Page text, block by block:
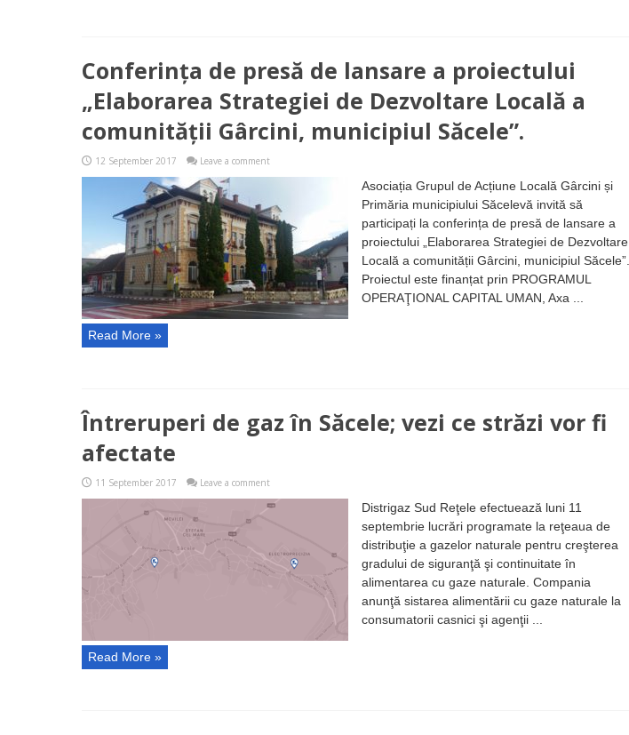
Conferința de presă de lansare a proiectului
„Elaborarea Strategiei de Dezvoltare Locală a
comunității Gârcini, municipiul Săcele”.
12 September 2017 Leave a comment
Asociația Grupul de Acțiune Locală Gârcini și
Primăria municipiului Săcelevă invită să
participați la conferința de presă de lansare a
proiectului „Elaborarea Strategiei de Dezvoltare
Locală a comunității Gârcini, municipiul Săcele”.
Proiectul este finanțat prin PROGRAMUL
OPERAŢIONAL CAPITAL UMAN, Axa ...
Read More »
Întreruperi de gaz în Săcele; vezi ce străzi vor fi
afectate
11 September 2017 Leave a comment
Distrigaz Sud Reţele efectuează luni 11
septembrie lucrări programate la reţeaua de
distribuţie a gazelor naturale pentru creşterea
gradului de siguranţă şi continuitate în
alimentarea cu gaze naturale. Compania
anunţă sistarea alimentării cu gaze naturale la
consumatorii casnici şi agenţii ...
Read More »